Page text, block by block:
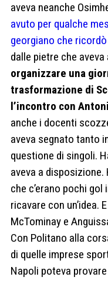
aveva neanche
avuto per qualche
georgiano che
dalle pietre che
organizzare una
trasformazione di
l’incontro con
anche i docenti
aveva segnato tanto
questione di singoli.
aveva a
che c’erano pochi
ricavare con un’idea.
McTominay e
Con Politano alla
di quelle imprese
Napoli poteva